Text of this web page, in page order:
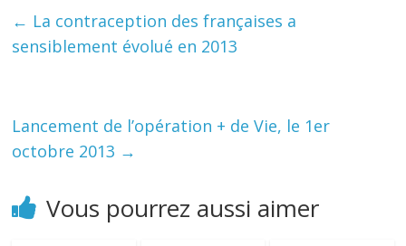
← La contraception des françaises a
sensiblement évolué en 2013
Lancement de l’opération + de Vie, le 1er
octobre 2013 →
Vous pourrez aussi aimer